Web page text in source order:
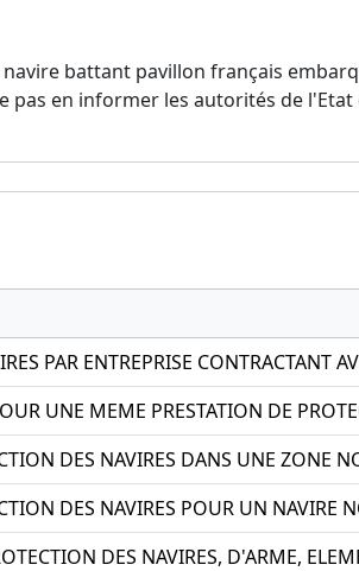
navire battant pavillon français
pas en informer les autorités de
PAR ENTREPRISE CONTRACTANT
UNE MEME PRESTATION DE
DES NAVIRES DANS UNE ZONE
DES NAVIRES POUR UN NAVIRE
DES NAVIRES, D'ARME,